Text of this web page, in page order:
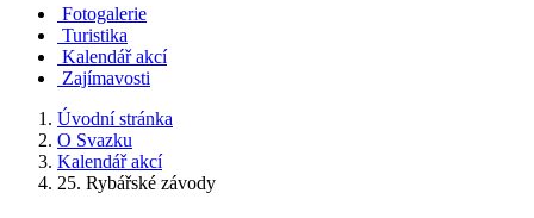
Fotogalerie
Turistika
Kalendář akcí
Zajímavosti
Úvodní stránka
O Svazku
Kalendář akcí
25. Rybářské závody